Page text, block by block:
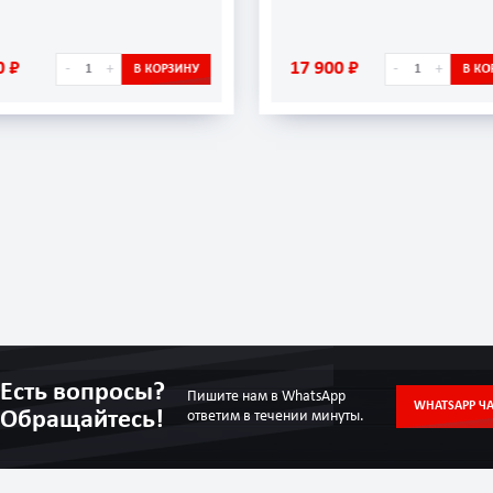
₽ - + В КОРЗИНУ 17 900 ₽ - + В
Есть вопросы?
Обращайтесь!
Пишите нам в WhatsApp
ответим в течении минуты.
WHATSAPP ЧАТ